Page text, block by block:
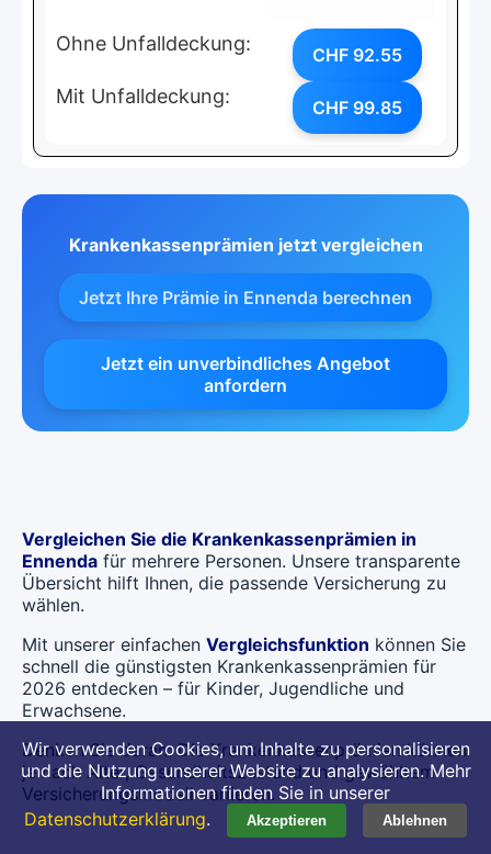
Ohne Unfalldeckung: CHF 92.55
Mit Unfalldeckung: CHF 99.85
Krankenkassenprämien jetzt vergleichen
Jetzt Ihre Prämie in Ennenda berechnen
Jetzt ein unverbindliches Angebot
anfordern
Vergleichen Sie die Krankenkassenprämien in
Ennenda für mehrere Personen. Unsere transparente
Übersicht hilft Ihnen, die passende Versicherung zu
wählen.
Mit unserer einfachen Vergleichsfunktion können Sie
schnell die günstigsten Krankenkassenprämien für
2026 entdecken – für Kinder, Jugendliche und
Erwachsene.
Denken Sie daran: Die Krankenkassenprämien können
je nach Alter, Gesundheitszustand und gewähltem
Versicherungsmodell variieren.
Wir verwenden Cookies, um Inhalte zu personalisieren
und die Nutzung unserer Website zu analysieren. Mehr
Informationen finden Sie in unserer
Datenschutzerklärung. Akzeptieren Ablehnen